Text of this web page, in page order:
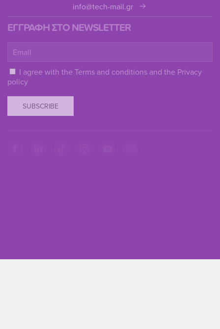
info@tech-mail.gr
ΕΓΓΡΑΦΗ ΣΤΟ NEWSLETTER
I agree with the Terms and conditions and the Privacy
policy
SUBSCRIBE